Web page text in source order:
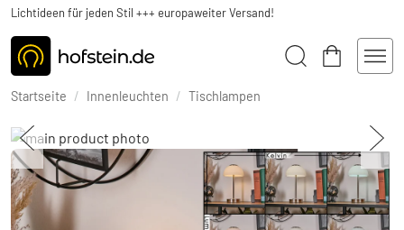
Lichtideen für jeden Stil +++ europaweiter Versand!
Startseite / Innenleuchten / Tischlampen
Rands Tischleuchte LED Nickel-Matt, 1-
flammig